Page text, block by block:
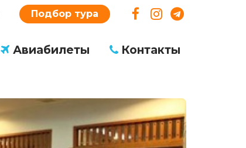
Подбор тура
Авиабилеты Контакты